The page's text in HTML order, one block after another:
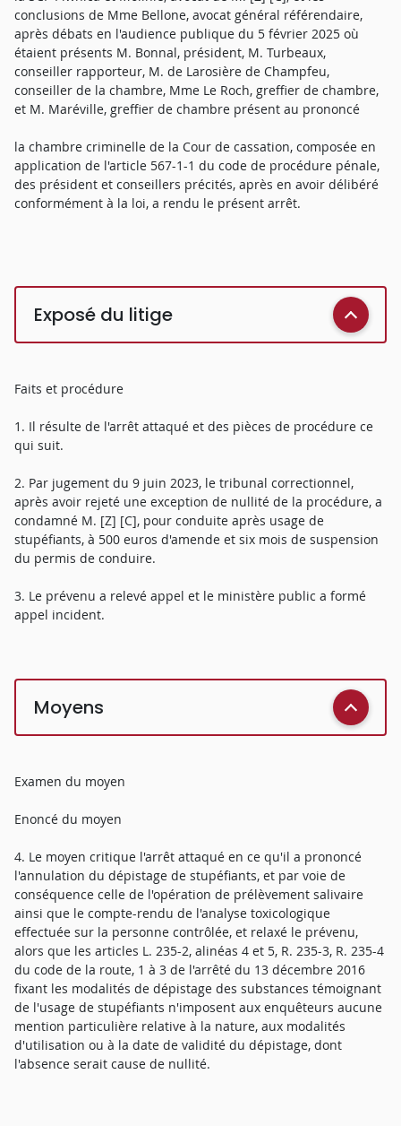
conclusions de Mme Bellone, avocat général référendaire,
après débats en l'audience publique du 5 février 2025 où
étaient présents M. Bonnal, président, M. Turbeaux,
conseiller rapporteur, M. de Larosière de Champfeu,
conseiller de la chambre, Mme Le Roch, greffier de chambre,
et M. Maréville, greffier de chambre présent au prononcé
la chambre criminelle de la Cour de cassation, composée en
application de l'article 567-1-1 du code de procédure pénale,
des président et conseillers précités, après en avoir délibéré
conformément à la loi, a rendu le présent arrêt.
Exposé du litige
Faits et procédure
1. Il résulte de l'arrêt attaqué et des pièces de procédure ce
qui suit.
2. Par jugement du 9 juin 2023, le tribunal correctionnel,
après avoir rejeté une exception de nullité de la procédure, a
condamné M. [Z] [C], pour conduite après usage de
stupéfiants, à 500 euros d'amende et six mois de suspension
du permis de conduire.
3. Le prévenu a relevé appel et le ministère public a formé
appel incident.
Moyens
Examen du moyen
Enoncé du moyen
4. Le moyen critique l'arrêt attaqué en ce qu'il a prononcé
l'annulation du dépistage de stupéfiants, et par voie de
conséquence celle de l'opération de prélèvement salivaire
ainsi que le compte-rendu de l'analyse toxicologique
effectuée sur la personne contrôlée, et relaxé le prévenu,
alors que les articles L. 235-2, alinéas 4 et 5, R. 235-3, R. 235-4
du code de la route, 1 à 3 de l'arrêté du 13 décembre 2016
fixant les modalités de dépistage des substances témoignant
de l'usage de stupéfiants n'imposent aux enquêteurs aucune
mention particulière relative à la nature, aux modalités
d'utilisation ou à la date de validité du dépistage, dont
l'absence serait cause de nullité.